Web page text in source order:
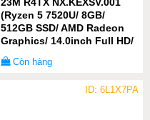
(Ryzen 5 7520U/ 8GB/
512GB SSD/ AMD Radeon
Graphics/ 14.0inch Full HD/
Nhôm/ 1 Year)
Còn hàng
ID: 6L1X7PA